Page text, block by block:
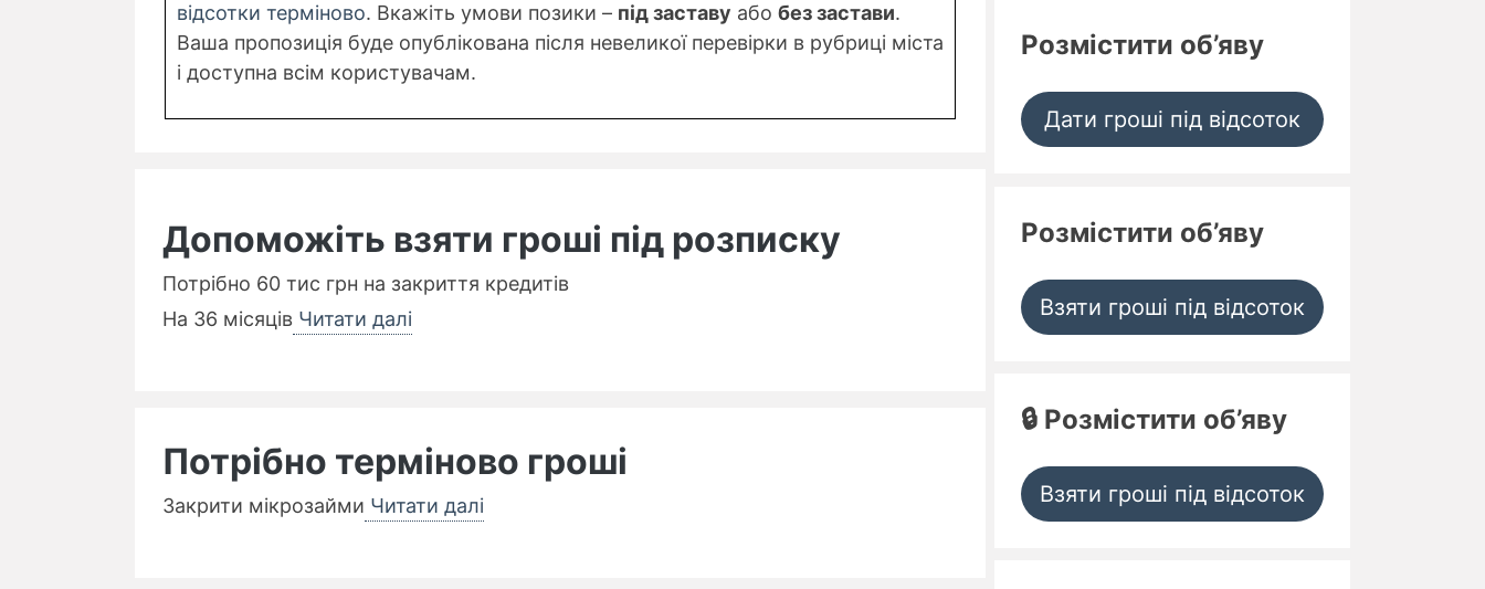
відсотки терміново. Вкажіть умови позики – під заставу або без застави.
Ваша пропозиція буде опублікована після невеликої перевірки в рубриці міста
і доступна всім користувачам.
Допоможіть взяти гроші під розписку
Потрібно 60 тис грн на закриття кредитів
На 36 місяців Читати далі
Потрібно терміново гроші
Закрити мікрозайми Читати далі
Розмістити об’яву
Дати гроші під відсоток
Розмістити об’яву
Взяти гроші під відсоток
🔒 Розмістити об’яву
Взяти гроші під відсоток